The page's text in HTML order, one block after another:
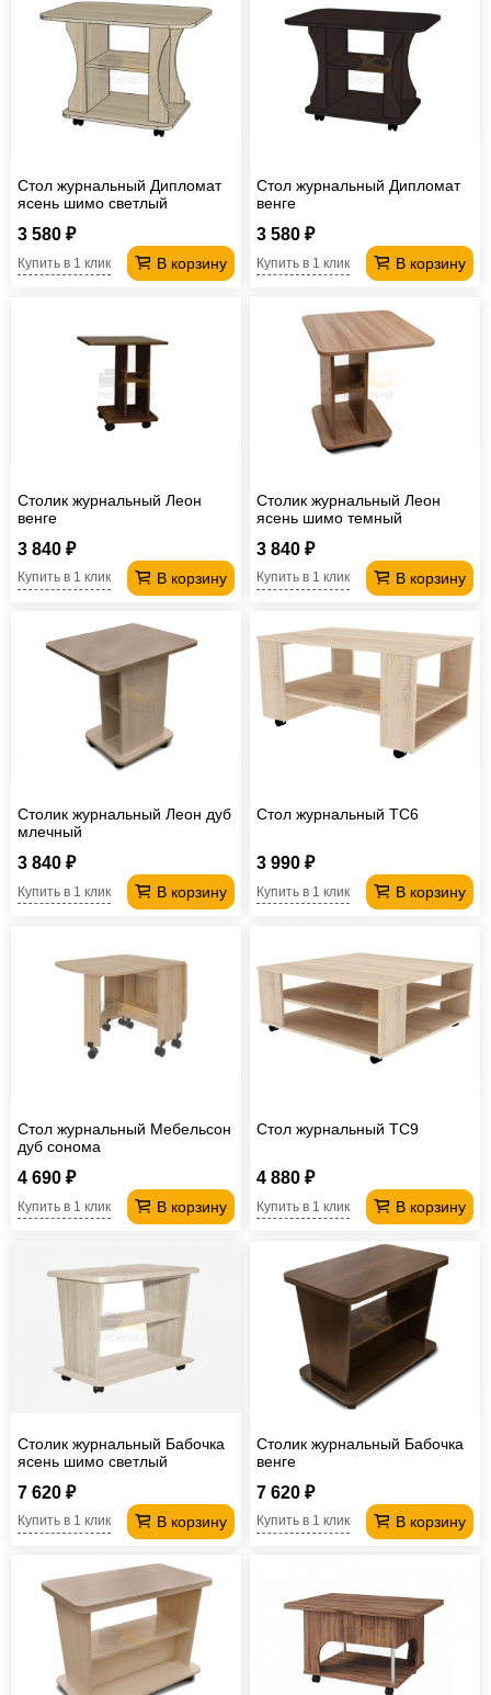
Стол журнальный Дипломат
ясень шимо светлый
3 580 ₽
В корзину
Купить в 1 клик
Стол журнальный Дипломат
венге
3 580 ₽
В корзину
Купить в 1 клик
Столик журнальный Леон
венге
3 840 ₽
В корзину
Купить в 1 клик
Столик журнальный Леон
ясень шимо темный
3 840 ₽
В корзину
Купить в 1 клик
Столик журнальный Леон дуб
млечный
3 840 ₽
В корзину
Купить в 1 клик
Стол журнальный TC6
3 990 ₽
В корзину
Купить в 1 клик
Стол журнальный Мебельсон
дуб сонома
4 690 ₽
В корзину
Купить в 1 клик
Стол журнальный TC9
4 880 ₽
В корзину
Купить в 1 клик
Столик журнальный Бабочка
ясень шимо светлый
7 620 ₽
В корзину
Купить в 1 клик
Столик журнальный Бабочка
венге
7 620 ₽
В корзину
Купить в 1 клик